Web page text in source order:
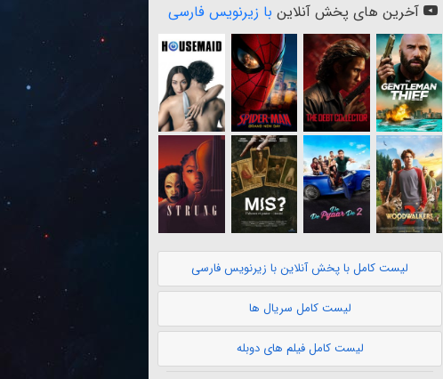
آخرین های پخش آنلاین با زیرنویس فارسی
لیست کامل با پخش آنلاین با زیرنویس فارسی
لیست کامل سریال ها
لیست کامل فیلم های دوبله